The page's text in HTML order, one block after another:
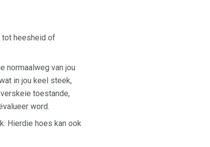
tot heesheid of
normaalweg van jou
in jou keel steek,
toestande,
word.
Hierdie hoes kan ook